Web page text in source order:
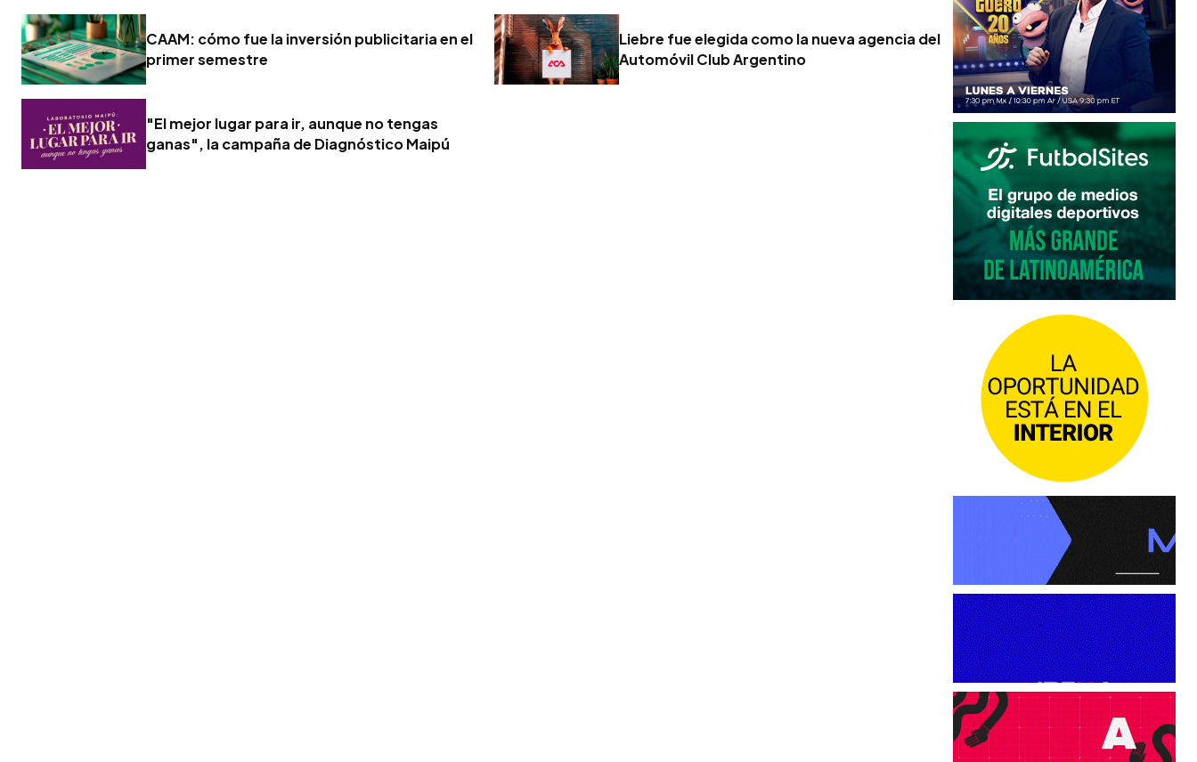
CAAM: cómo fue la inversión publicitaria en el
primer semestre
Liebre fue elegida como la nueva agencia del
Automóvil Club Argentino
"El mejor lugar para ir, aunque no tengas
ganas", la campaña de Diagnóstico Maipú